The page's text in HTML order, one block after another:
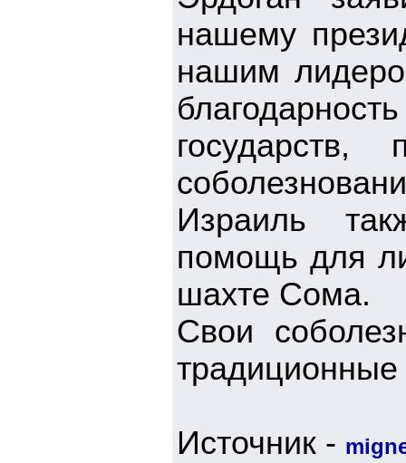
нашему
нашим
Израиль
помощь для
шахте Сома.
Свои
Источник -